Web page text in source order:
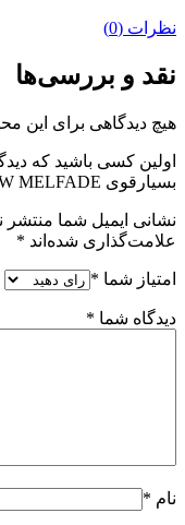
نظرات (0)
نقد و بررسی‌ها
هیچ دیدگاهی برای این
اولین کسی باشید که
بسیارقوی NEW MELFADE راسن”
نشانی ایمیل شما منتشر
علامت‌گذاری شده‌اند *
امتیاز شما *
دیدگاه شما *
نام *